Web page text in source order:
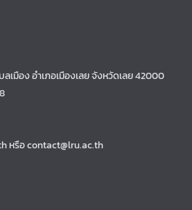
เมือง อำเภอเมืองเลย จังหวัดเลย 42000
หรือ contact@lru.ac.th